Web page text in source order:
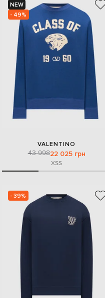
NEW
- 49%
VALENTINO
43 99822 025 грн
XSS
- 39%